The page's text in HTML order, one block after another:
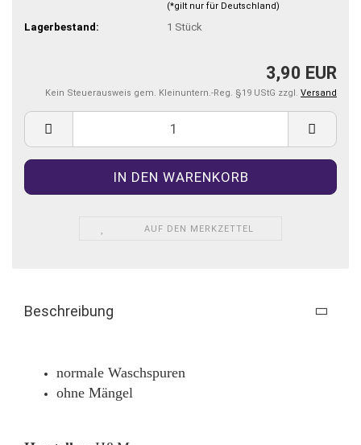
(*gilt nur für Deutschland)
Lagerbestand: 1 Stück
3,90 EUR
Kein Steuerausweis gem. Kleinuntern.-Reg. §19 UStG zzgl. Versand
AUF DEN MERKZETTEL
Beschreibung
normale Waschspuren
ohne Mängel